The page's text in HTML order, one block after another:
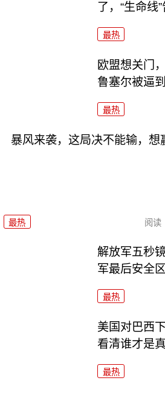
了，“生命线
最热
欧盟想关门
鲁塞尔被逼
最热
暴风来袭，这局决不能输，想
最热 阅读
解放军五秒
军最后安全
最热
美国对巴西
看清谁才是
最热